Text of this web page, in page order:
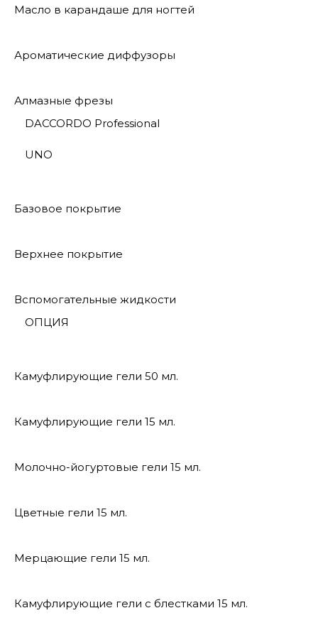
Масло в карандаше для ногтей
Ароматические диффузоры
Алмазные фрезы
DACCORDO Professional
UNO
Базовое покрытие
Верхнее покрытие
Вспомогательные жидкости
ОПЦИЯ
Камуфлирующие гели 50 мл.
Камуфлирующие гели 15 мл.
Молочно-йогуртовые гели 15 мл.
Цветные гели 15 мл.
Мерцающие гели 15 мл.
Камуфлирующие гели с блестками 15 мл.